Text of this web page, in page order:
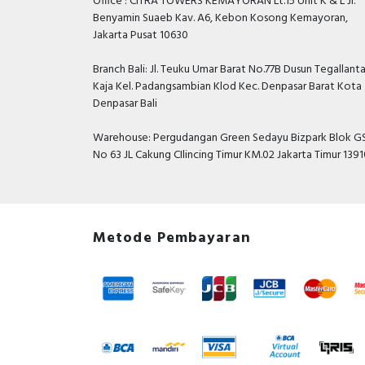
Benyamin Suaeb Kav. A6, Kebon Kosong Kemayoran,
Jakarta Pusat 10630
Branch Bali: Jl. Teuku Umar Barat No.77B Dusun
Kaja Kel. Padangsambian Klod Kec. Denpasar Barat Kota
Denpasar Bali
Warehouse: Pergudangan Green Sedayu Bizpark Blok
No 63 JL Cakung CIlincing Timur KM.02 Jakarta Timur
Metode Pembayaran